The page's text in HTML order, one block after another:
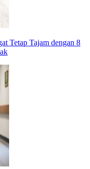
Tetap Tajam dengan 8